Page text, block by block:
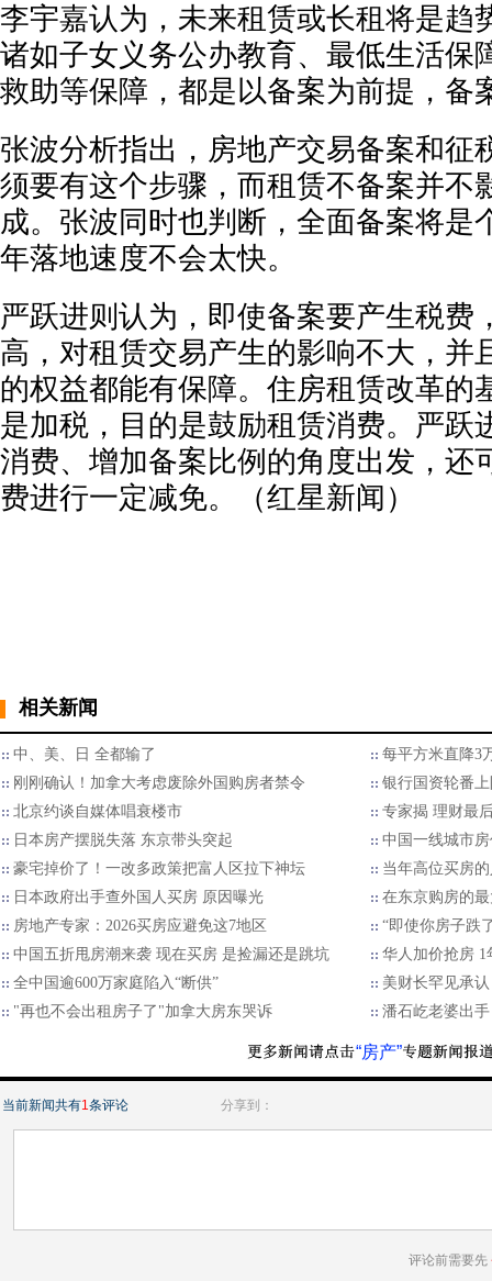
李宇嘉认为，未来租赁或长租将是趋
诸如子女义务公办教育、最低生活保
救助等保障，都是以备案为前提，备
张波分析指出，房地产交易备案和征
须要有这个步骤，而租赁不备案并不
成。张波同时也判断，全面备案将是
年落地速度不会太快。
严跃进则认为，即使备案要产生税费
高，对租赁交易产生的影响不大，并
的权益都能有保障。住房租赁改革的
是加税，目的是鼓励租赁消费。严跃
消费、增加备案比例的角度出发，还
费进行一定减免。（红星新闻）
相关新闻
中、美、日 全都输了
每平方米直降3
刚刚确认！加拿大考虑废除外国购房者禁令
银行国资轮番
北京约谈自媒体唱衰楼市
专家揭 理财最
日本房产摆脱失落 东京带头突起
中国一线城市
豪宅掉价了！一改多政策把富人区拉下神坛
当年高位买房
日本政府出手查外国人买房 原因曝光
在东京购房的
房地产专家：2026买房应避免这7地区
“即使你房子跌
中国五折甩房潮来袭 现在买房 是捡漏还是跳坑
华人加价抢房 1
全中国逾600万家庭陷入“断供”
美财长罕见承
"再也不会出租房子了"加拿大房东哭诉
潘石屹老婆出
“房产”
当前新闻共有1条评论 分享到：
评论前需要先